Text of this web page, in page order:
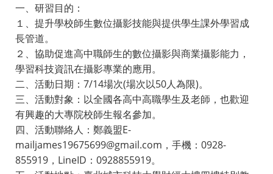
一、研習目的：
１、提升學校師生數位攝影技能與提供學生課外學習成
長管道。
２、協助促進高中職師生的數位攝影與商業攝影能力，
學習科技資訊在攝影專業的應用。
二、活動日期：7/14場次(場次以50人為限)。
三、活動對象：以全國各高中高職學生及老師，也歡迎
有興趣的大專院校師生報名參加。
四、活動聯絡人：鄭義盟E-
mailjames19675699@gmail.com，手機：0928-
855919，LineID：0928855919。